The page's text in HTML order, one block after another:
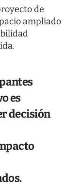
de
ampliado
es
decisión